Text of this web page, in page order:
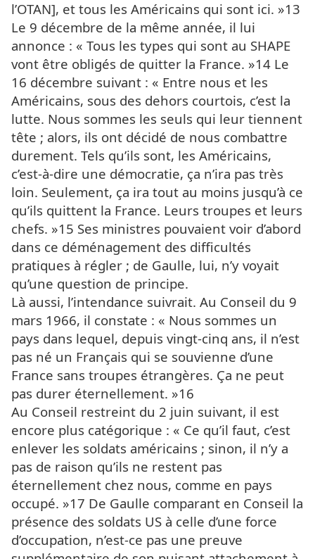
l’OTAN], et tous les Américains qui sont ici. »13
Le 9 décembre de la même année, il lui
annonce : « Tous les types qui sont au SHAPE
vont être obligés de quitter la France. »14 Le
16 décembre suivant : « Entre nous et les
Américains, sous des dehors courtois, c’est la
lutte. Nous sommes les seuls qui leur tiennent
tête ; alors, ils ont décidé de nous combattre
durement. Tels qu’ils sont, les Américains,
c’est-à-dire une démocratie, ça n’ira pas très
loin. Seulement, ça ira tout au moins jusqu’à ce
qu’ils quittent la France. Leurs troupes et leurs
chefs. »15 Ses ministres pouvaient voir d’abord
dans ce déménagement des difficultés
pratiques à régler ; de Gaulle, lui, n’y voyait
qu’une question de principe.
Là aussi, l’intendance suivrait. Au Conseil du 9
mars 1966, il constate : « Nous sommes un
pays dans lequel, depuis vingt-cinq ans, il n’est
pas né un Français qui se souvienne d’une
France sans troupes étrangères. Ça ne peut
pas durer éternellement. »16
Au Conseil restreint du 2 juin suivant, il est
encore plus catégorique : « Ce qu’il faut, c’est
enlever les soldats américains ; sinon, il n’y a
pas de raison qu’ils ne restent pas
éternellement chez nous, comme en pays
occupé. »17 De Gaulle comparant en Conseil la
présence des soldats US à celle d’une force
d’occupation, n’est-ce pas une preuve